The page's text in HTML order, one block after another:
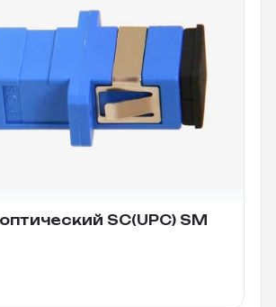
SC(UPC) SM